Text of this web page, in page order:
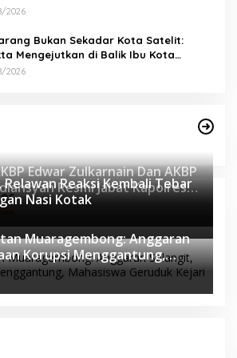
2026
Bukan Sekadar Kota Satelit:
Mengejutkan di Balik Ibu Kota
Jawa…
2026
Edwar Zulkarnain Dan AKBP
Resmi Jabat Kapolres
Relawan Reaksi Kembali Tebar
Nasi Kotak
Muaragembong: Anggaran
Korupsi Menggantung,
Kejari Bekasi!